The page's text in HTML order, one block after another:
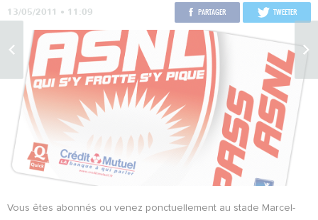
13/05/2011 • 11:09 PARTAGER TWEETER
Vous êtes abonnés ou venez ponctuellement au stade Marcel-